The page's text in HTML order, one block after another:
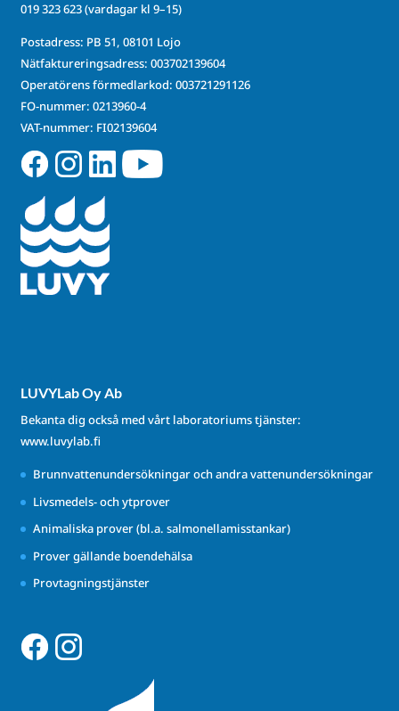
019 323 623(vardagar kl 9–15)
Postadress: PB 51, 08101 Lojo
Nätfaktureringsadress: 003702139604
Operatörens förmedlarkod: 003721291126
FO-nummer: 0213960-4
VAT-nummer: FI02139604
LUVYLab Oy Ab
Bekanta dig också med vårt laboratoriums tjänster:
www.luvylab.fi
Brunnvattenundersökningar och andra vattenundersökningar
Livsmedels- och ytprover
Animaliska prover (bl.a. salmonellamisstankar)
Prover gällande boendehälsa
Provtagningstjänster